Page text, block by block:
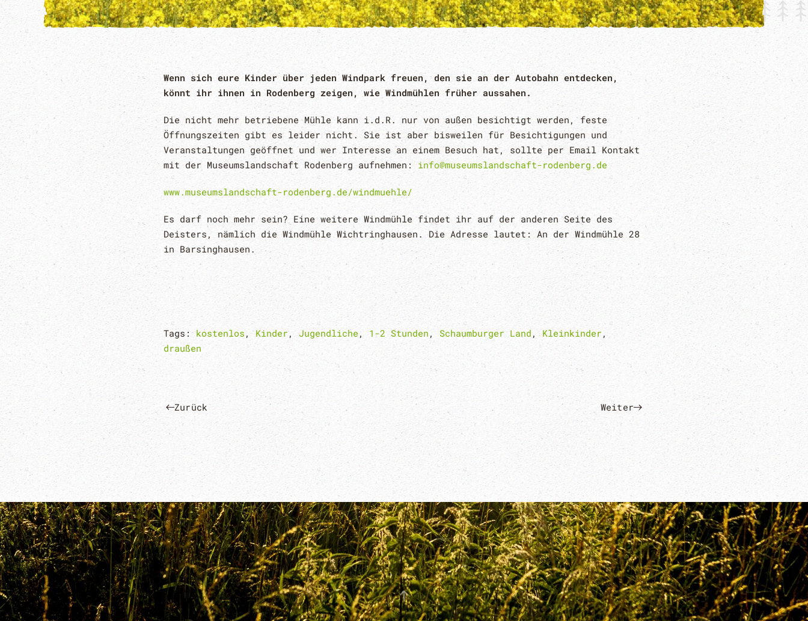
Wenn sich eure Kinder über jeden Windpark freuen, den sie an der Autobahn entdecken,
könnt ihr ihnen in Rodenberg zeigen, wie Windmühlen früher aussahen.
Die nicht mehr betriebene Mühle kann i.d.R. nur von außen besichtigt werden, feste
Öffnungszeiten gibt es leider nicht. Sie ist aber bisweilen für Besichtigungen und
Veranstaltungen geöffnet und wer Interesse an einem Besuch hat, sollte per Email Kontakt
mit der Museumslandschaft Rodenberg aufnehmen: info@museumslandschaft-rodenberg.de
www.museumslandschaft-rodenberg.de/windmuehle/
Es darf noch mehr sein? Eine weitere Windmühle findet ihr auf der anderen Seite des
Deisters, nämlich die Windmühle Wichtringhausen. Die Adresse lautet: An der Windmühle 28
in Barsinghausen.
Tags: kostenlos , Kinder , Jugendliche , 1-2 Stunden , Schaumburger Land ,Kleinkinder ,
draußen
Zurück Weiter